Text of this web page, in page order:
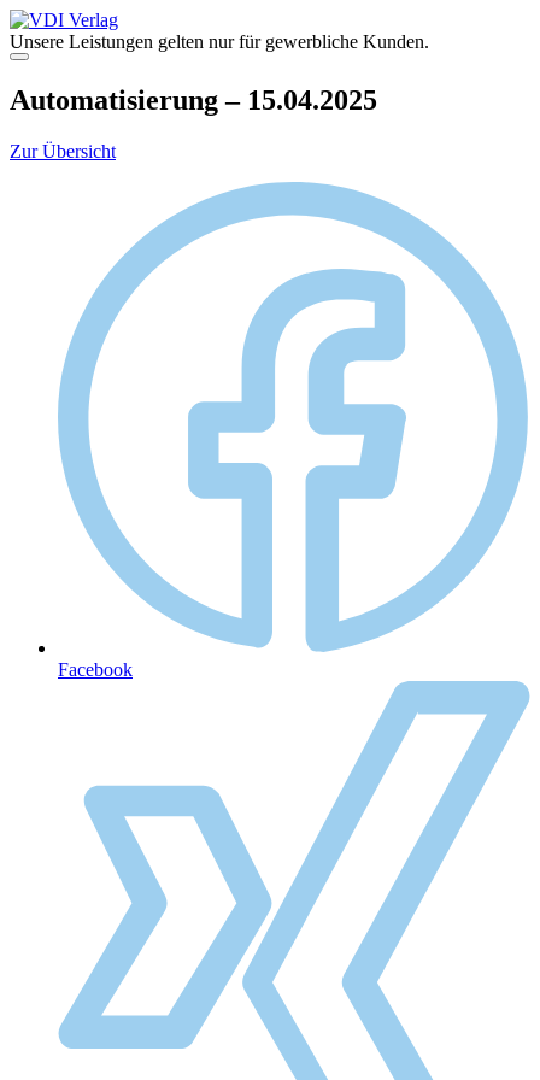
Zum
Inhalt
springen
Unsere Leistungen gelten nur für gewerbliche Kunden.
Menü
Automatisierung – 15.04.2025
Zur Übersicht
Facebook